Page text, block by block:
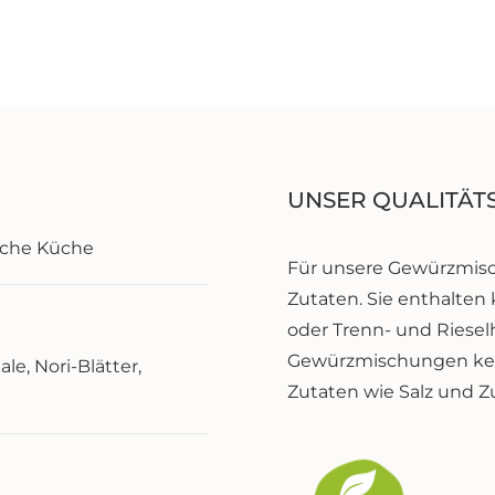
Küche
Nori-Blätter,
UNSER
Für unsere
Zutaten. Sie enthalten
oder Trenn- und
Gewürzmischungen
Zutaten wie Salz und